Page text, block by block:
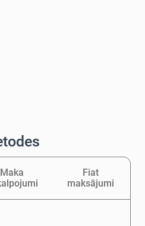
Maka
Fiat
maksājumi